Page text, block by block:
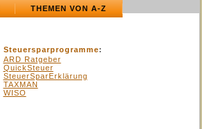
THEMEN VON A-Z
Steuersparprogramme:
ARD Ratgeber
QuickSteuer
SteuerSparErklärung
TAXMAN
WISO